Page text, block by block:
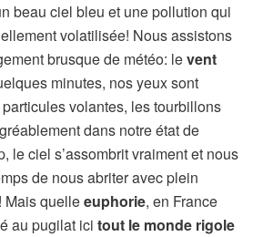
beau ciel bleu et une pollution qui
volatilisée! Nous assistons
brusque de météo: levent
minutes, nos yeux sont
volantes, les tourbillons
dans notre état de
le ciel s’assombrit vraiment et nous
de nous abriter avec plein
Mais quelleeuphorie, en France
au pugilat icitout le monde rigole